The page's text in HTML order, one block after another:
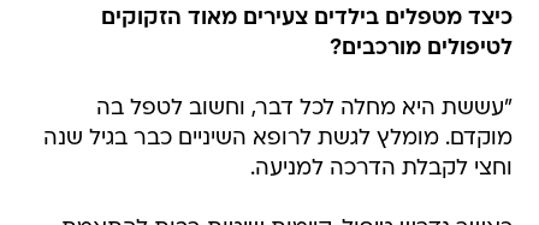
כיצד מטפלים בילדים צעירים מאוד הזקוקים
לטיפולים מורכבים?
"עששת היא מחלה לכל דבר, וחשוב לטפל בה
מוקדם. מומלץ לגשת לרופא השיניים כבר בגיל שנה
וחצי לקבלת הדרכה למניעה.